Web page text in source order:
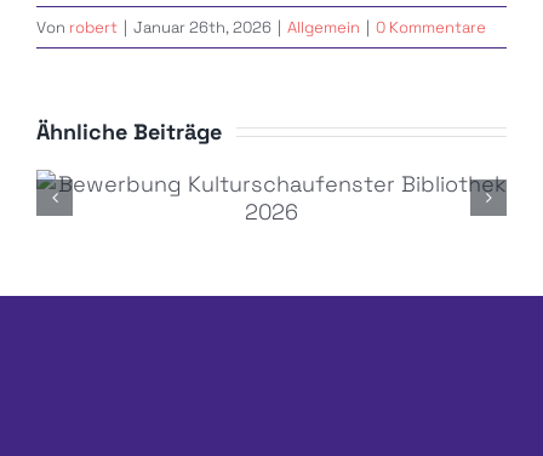
Von robert | Januar 26th, 2026 | Allgemein | 0 Kommentare
Ähnliche Beiträge
Bewerbung Kulturschaufenster